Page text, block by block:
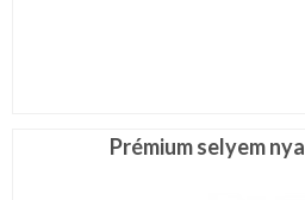
Prémium selyem